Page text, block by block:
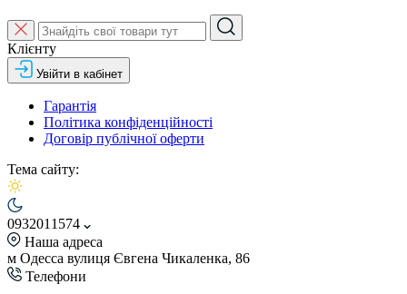
Клієнту
Увійти в кабінет
Гарантія
Політика конфіденційності
Договір публічної оферти
Тема сайту:
0932011574
Наша адреса
м Одесса вулиця Євгена Чикаленка, 86
Телефони